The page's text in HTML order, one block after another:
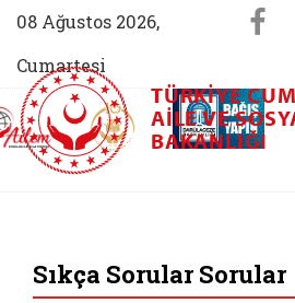
08 Ağustos 2026,
Cumartesi
Aile (yeni sekmede açılır)
AİLEM İletişim Merkezi (yeni sekmede
Aile ve Nüfus On Yılı
TÜRKIYE
AILE VE
BAKANLIĞI
Sıkça Sorular Sorular